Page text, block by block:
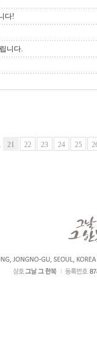
다!
니다.
21 22 23 24 25